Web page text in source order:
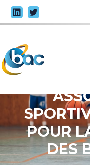
Aller
au
POUR
DES